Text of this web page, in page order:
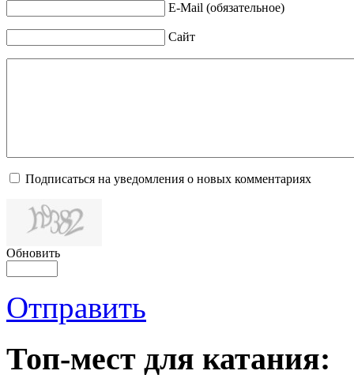
E-Mail (обязательное)
Сайт
Подписаться на уведомления о новых комментариях
Обновить
Отправить
Топ-мест для катания: